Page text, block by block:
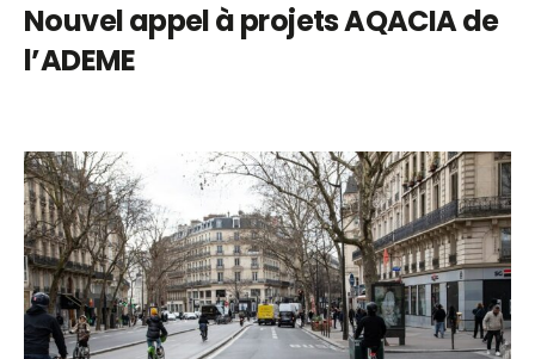
Nouvel appel à projets AQACIA de
l’ADEME